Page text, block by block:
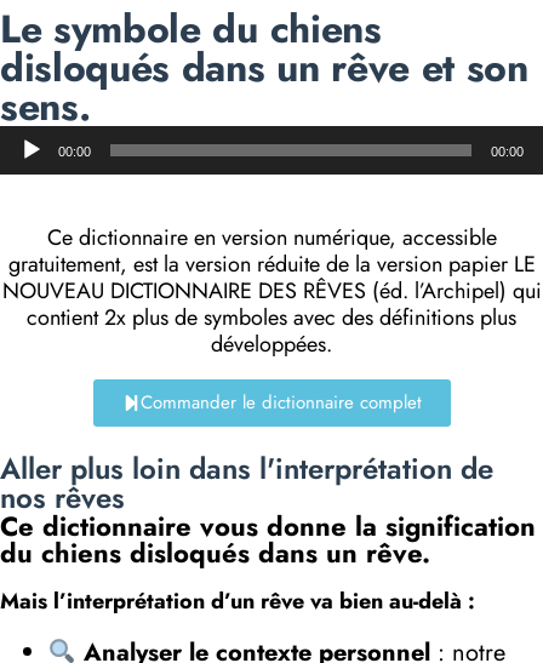
Le symbole du chiens
disloqués dans un rêve et son
sens.
Lecteur
audio00:00 00:00
Ce dictionnaire en version numérique, accessible
gratuitement, est la version réduite de la version papier LE
NOUVEAU DICTIONNAIRE DES RÊVES (éd. l’Archipel) qui
contient 2x plus de symboles avec des définitions plus
développées.
Commander le dictionnaire complet
Aller plus loin dans l'interprétation de
nos rêves
Ce dictionnaire vous donne la signification
du chiens disloqués dans un rêve.
Mais l’interprétation d’un rêve va bien au-delà :
Analyser le contexte personnel: notre